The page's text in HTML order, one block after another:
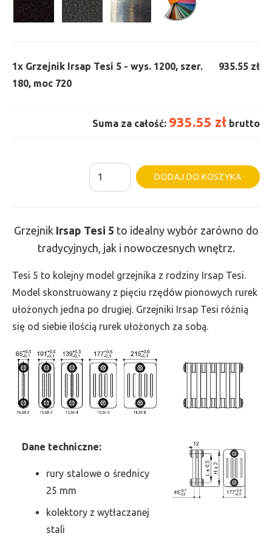
1x Grzejnik Irsap Tesi 5 - wys. 1200, szer.
180, moc 720
935.55 zł
Suma za całość: 935.55 zł brutto
ilość
Grzejnik
-
wys.
1200,
szer.
180,
720
DODAJ DO KOSZYKA
Grzejnik Irsap Tesi 5 to idealny wybór zarówno do
tradycyjnych, jak i nowoczesnych wnętrz.
Tesi 5 to kolejny model grzejnika z rodziny Irsap Tesi.
Model skonstruowany z pięciu rzędów pionowych rurek
ułożonych jedna po drugiej. Grzejniki Irsap Tesi różnią
się od siebie ilością rurek ułożonych za sobą.
Dane techniczne:
rury stalowe o średnicy
25 mm
kolektory z wytłaczanej
stali